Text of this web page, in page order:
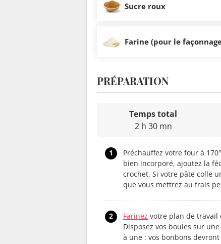
Sucre roux
Farine (pour le
PRÉPARATION
Temps total
2 h 30 mn
1
Préchauffez votre four à
bien incorporé, ajoutez la
crochet. Si votre pâte colle
que vous mettrez au frais
2 Farinez votre plan de travail
Disposez vos boules sur
à une : vos bonbons